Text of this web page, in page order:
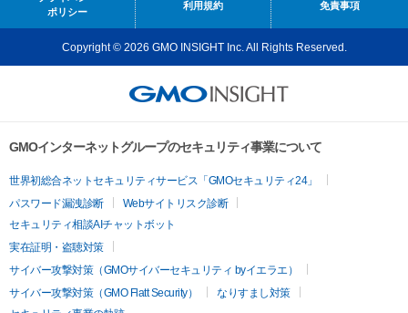
ポリシー
利用規約 免責事項
Copyright © 2026 GMO INSIGHT Inc. All Rights Reserved.
GMOインターネットグループのセキュリティ事業について
世界初総合ネットセキュリティサービス「GMOセキュリティ24」
パスワード漏洩診断
Webサイトリスク診断
セキュリティ相談AIチャットボット
実在証明・盗聴対策
サイバー攻撃対策（GMOサイバーセキュリティ byイエラエ）
サイバー攻撃対策（GMO Flatt Security）
なりすまし対策